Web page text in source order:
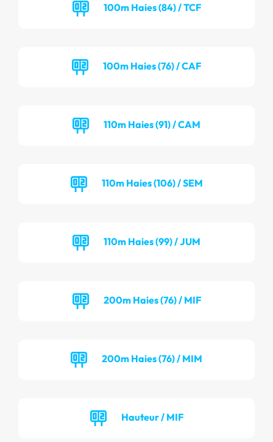
100m Haies (84) / TCF
100m Haies (76) / CAF
110m Haies (91) / CAM
110m Haies (106) / SEM
110m Haies (99) / JUM
200m Haies (76) / MIF
200m Haies (76) / MIM
Hauteur / MIF